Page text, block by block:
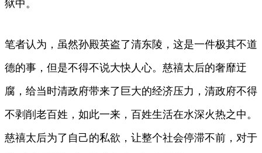
狱中。
笔者认为，虽然孙殿英盗了清东陵，这是一件极其不道
德的事，但是不得不说大快人心。慈禧太后的奢靡迂
腐，给当时清政府带来了巨大的经济压力，清政府不得
不剥削老百姓，如此一来，百姓生活在水深火热之中。
慈禧太后为了自己的私欲，让整个社会停滞不前，对于